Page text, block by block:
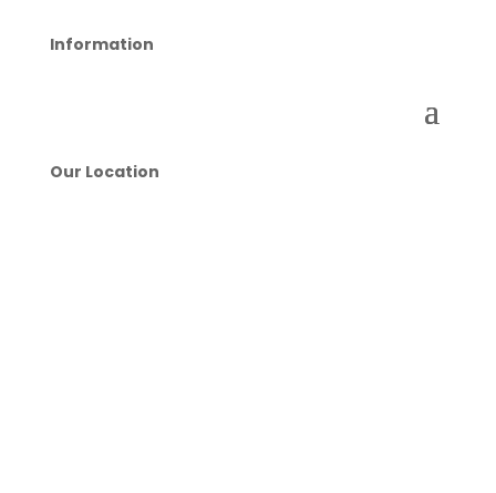
Information
Our Location